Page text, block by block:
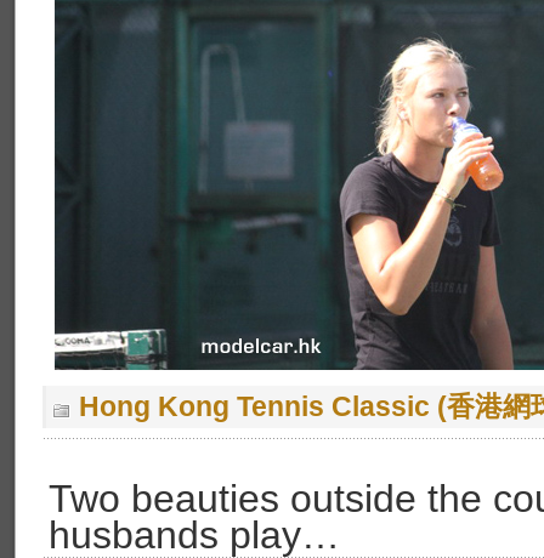
Hong Kong Tennis Classic (香港網
Two beauties outside the
husbands play…